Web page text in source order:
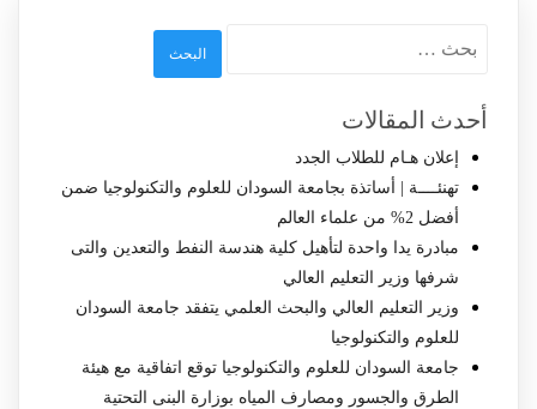
عن:
أحدث المقالات
إعلان هـام للطلاب الجدد
تهنئــــة | أساتذة بجامعة السودان للعلوم والتكنولوجيا ضمن
أفضل 2% من علماء العالم
مبادرة يدا واحدة لتأهيل كلية هندسة النفط والتعدين والتى
شرفها وزير التعليم العالي
وزير التعليم العالي والبحث العلمي يتفقد جامعة السودان
للعلوم والتكنولوجيا
جامعة السودان للعلوم والتكنولوجيا توقع اتفاقية مع هيئة
الطرق والجسور ومصارف المياه بوزارة البنى التحتية